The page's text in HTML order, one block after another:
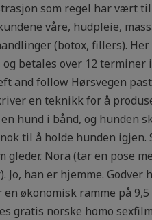
som regel har vært
våre, hudpleie,
(botox, fillers).
og betales over 12
and follow Hørsvegen
en teknikk for å
hund i bånd, og hunden
til å holde hunden
gleder. Nora (tar en pose
Jo, han er hjemme.
økonomisk ramme på
gratis norske homo